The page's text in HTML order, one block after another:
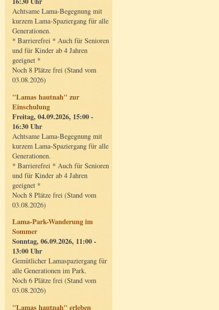
Achtsame Lama-Begegnung mit
kurzem Lama-Spaziergang für alle
Generationen.
* Barrierefrei * Auch für Senioren
und für Kinder ab 4 Jahren
geeignet *
Noch 8 Plätze frei (Stand vom
03.08.2026)
"Lamas hautnah" zur
Einschulung
Freitag, 04.09.2026, 15:00 -
16:30 Uhr
Achtsame Lama-Begegnung mit
kurzem Lama-Spaziergang für alle
Generationen.
* Barrierefrei * Auch für Senioren
und für Kinder ab 4 Jahren
geeignet *
Noch 8 Plätze frei (Stand vom
03.08.2026)
Lama-Park-Wanderung im
Sommer
Sonntag, 06.09.2026, 11:00 -
13:00 Uhr
Gemütlicher Lamaspaziergang für
alle Generationen im Park.
Noch 6 Plätze frei (Stand vom
03.08.2026)
"Lamas hautnah" erleben